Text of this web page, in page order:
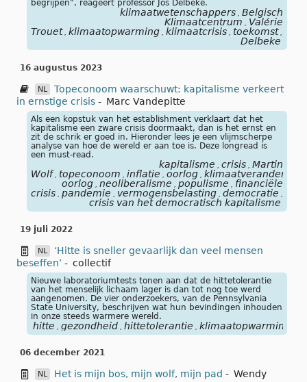
begrijpen", reageert professor Jos Delbeke.
klimaatwetenschappers , Belgisch
Klimaatcentrum , Valérie
Trouet , klimaatopwarming , klimaatcrisis , toekomst ,
Delbeke
16 augustus 2023
NL
Topeconoom waarschuwt: kapitalisme verkeert
in ernstige crisis - Marc Vandepitte
Als een kopstuk van het establishment verklaart dat het
kapitalisme een zware crisis doormaakt, dan is het ernst en
zit de schrik er goed in. Hieronder lees je een vlijmscherpe
analyse van hoe de wereld er aan toe is. Deze longread is
een must-read.
kapitalisme crisis Martin
Wolf
topeconoom inflatie oorlog klimaatverandering
oorlog neoliberalisme populisme
financiële
crisis pandemie vermogensbelasting democratie
crisis van het democratisch kapitalisme
19 juli 2022
NL
‘Hitte is sneller gevaarlijk dan veel mensen
beseffen’ - collectif
Nieuwe laboratoriumtests tonen aan dat de hittetolerantie
van het menselijk lichaam lager is dan tot nog toe werd
aangenomen. De vier onderzoekers, van de Pennsylvania
State University, beschrijven wat hun bevindingen inhouden
in onze steeds warmere wereld.
hitte gezondheid hittetolerantie klimaatopwarming
06 december 2021
NL Het is mijn bos, mijn wolf, mijn pad - Wendy